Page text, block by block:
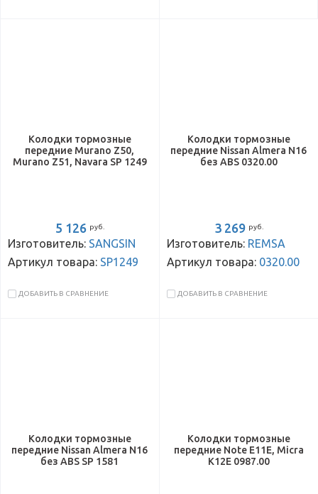
Колодки тормозные
передние Murano Z50,
Murano Z51, Navara SP 1249
5 126 руб.
Изготовитель: SANGSIN
Артикул товара: SP1249
ДОБАВИТЬ В СРАВНЕНИЕ
Колодки тормозные
передние Nissan Almera N16
без ABS 0320.00
3 269 руб.
Изготовитель: REMSA
Артикул товара: 0320.00
ДОБАВИТЬ В СРАВНЕНИЕ
Колодки тормозные
передние Nissan Almera N16
без ABS SP 1581
Колодки тормозные
передние Note E11E, Micra
K12E 0987.00